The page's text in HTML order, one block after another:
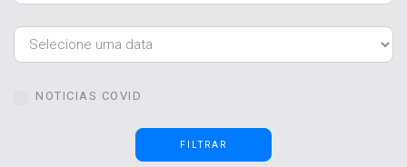
NOTICIAS COVID
FILTRAR